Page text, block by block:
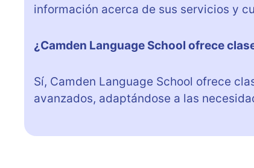
información acerca de sus servicios y
¿Camden Language School ofrece
Sí, Camden Language School ofrece
avanzados, adaptándose a las